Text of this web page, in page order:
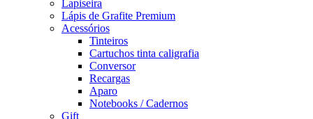
Lapiseira
Lápis de Grafite Premium
Acessórios
Tinteiros
Cartuchos tinta caligrafia
Conversor
Recargas
Aparo
Notebooks / Cadernos
Gift